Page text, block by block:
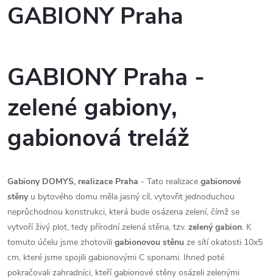
GABIONY Praha
GABIONY Praha -
zelené gabiony,
gabionová treláž
Gabiony DOMYS, realizace Praha - Tato realizace gabionové
stěnyu bytového domu měla jasný cíl, vytovřit jednoduchou
neprůchodnou konstrukci, která bude osázena zelení, čímž se
vytvoří živý plot, tedy přírodní zelená stěna, tzv. zelený gabion. K
tomuto účelu jsme zhotovili gabionovou stěnu ze sítí okatosti 10x5
cm, které jsme spojili gabionovými C sponami. Ihned poté
pokračovali zahradníci, kteří gabionové stěny osázeli zelenými